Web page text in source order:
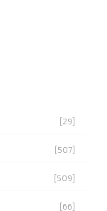
[29]
[507]
[509]
[66]